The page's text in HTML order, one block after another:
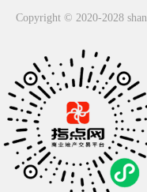
Copyright © 2020-2028